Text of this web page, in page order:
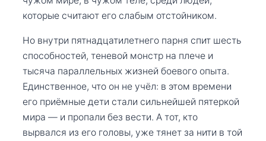
которые считают его слабым отстойником.
Но внутри пятнадцатилетнего парня спит шесть
способностей, теневой монстр на плече и
тысяча параллельных жизней боевого опыта.
Единственное, что он не учёл: в этом времени
его приёмные дети стали сильнейшей пятеркой
мира — и пропали без вести. А тот, кто
вырвался из его головы, уже тянет за нити в той